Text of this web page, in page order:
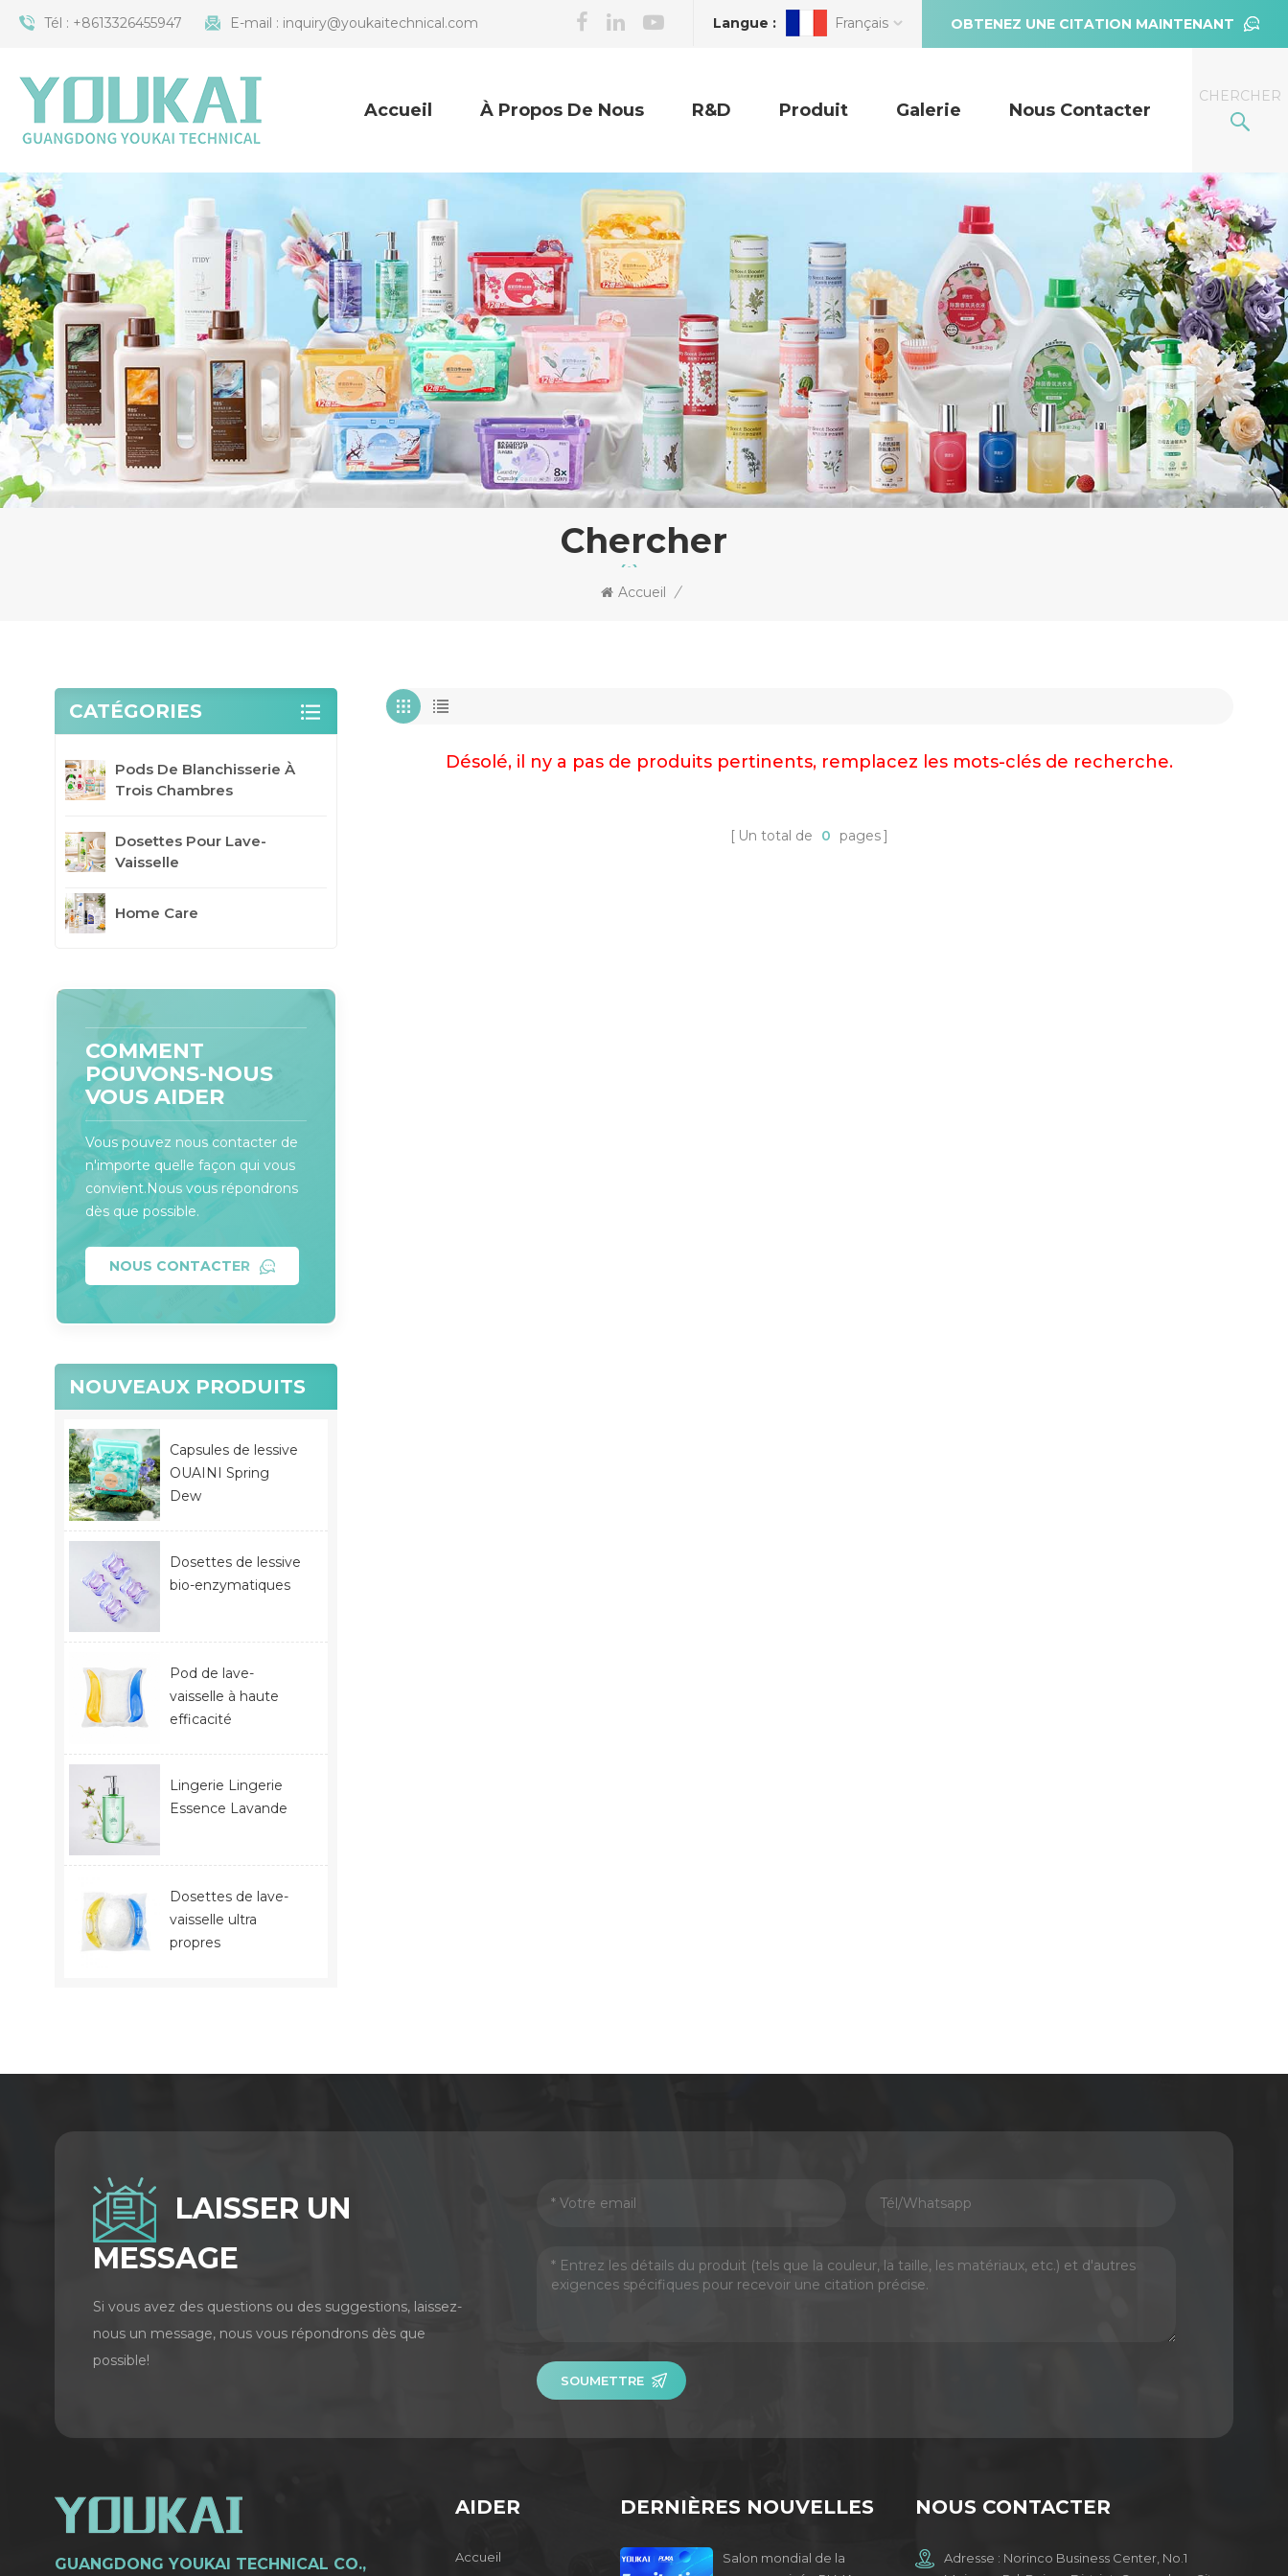
Tél : +8613326455947 E-mail : inquiry@youkaitechnical.com OBTENEZ UNE CITATION MAINTENANT
Langue : Français
CHERCHER
Accueil À Propos De Nous R&D Produit Galerie Nous Contacter
Chercher
Accueil /
Désolé, il ny a pas de produits pertinents, remplacez les mots-clés de recherche.
Un total de 0 pages
CATÉGORIES
Pods De Blanchisserie À
Trois Chambres
Dosettes Pour Lave-
Vaisselle
Home Care
COMMENT
POUVONS-NOUS
VOUS AIDER
Vous pouvez nous contacter de
n'importe quelle façon qui vous
convient.Nous vous répondrons
dès que possible.
NOUS CONTACTER
NOUVEAUX PRODUITS
Capsules de lessive
OUAINI Spring
Dew
Dosettes de lessive
bio-enzymatiques
Pod de lave-
vaisselle à haute
efficacité
Lingerie Lingerie
Essence Lavande
Dosettes de lave-
vaisselle ultra
propres
LAISSER UN
MESSAGE
Si vous avez des questions ou des suggestions, laissez-
nous un message, nous vous répondrons dès que
possible!
SOUMETTRE
GUANGDONG YOUKAI TECHNICAL CO.,
NOUS CONTACTER
Adresse : Norinco Business Center, No.1
AIDER
Accueil
DERNIÈRES NOUVELLES
Salon mondial de la